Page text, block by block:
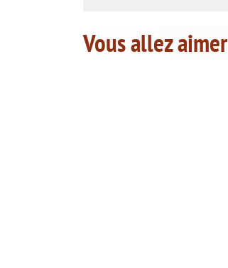
Vous allez aimer